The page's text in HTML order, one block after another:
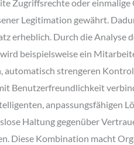
Zugriffsrechte oder
Legitimation gewährt.
erheblich. Durch die Analyse
beispielsweise ein
automatisch strengeren
Benutzerfreundlichkeit
anpassungsfähigen
Haltung gegenüber
Diese Kombination macht